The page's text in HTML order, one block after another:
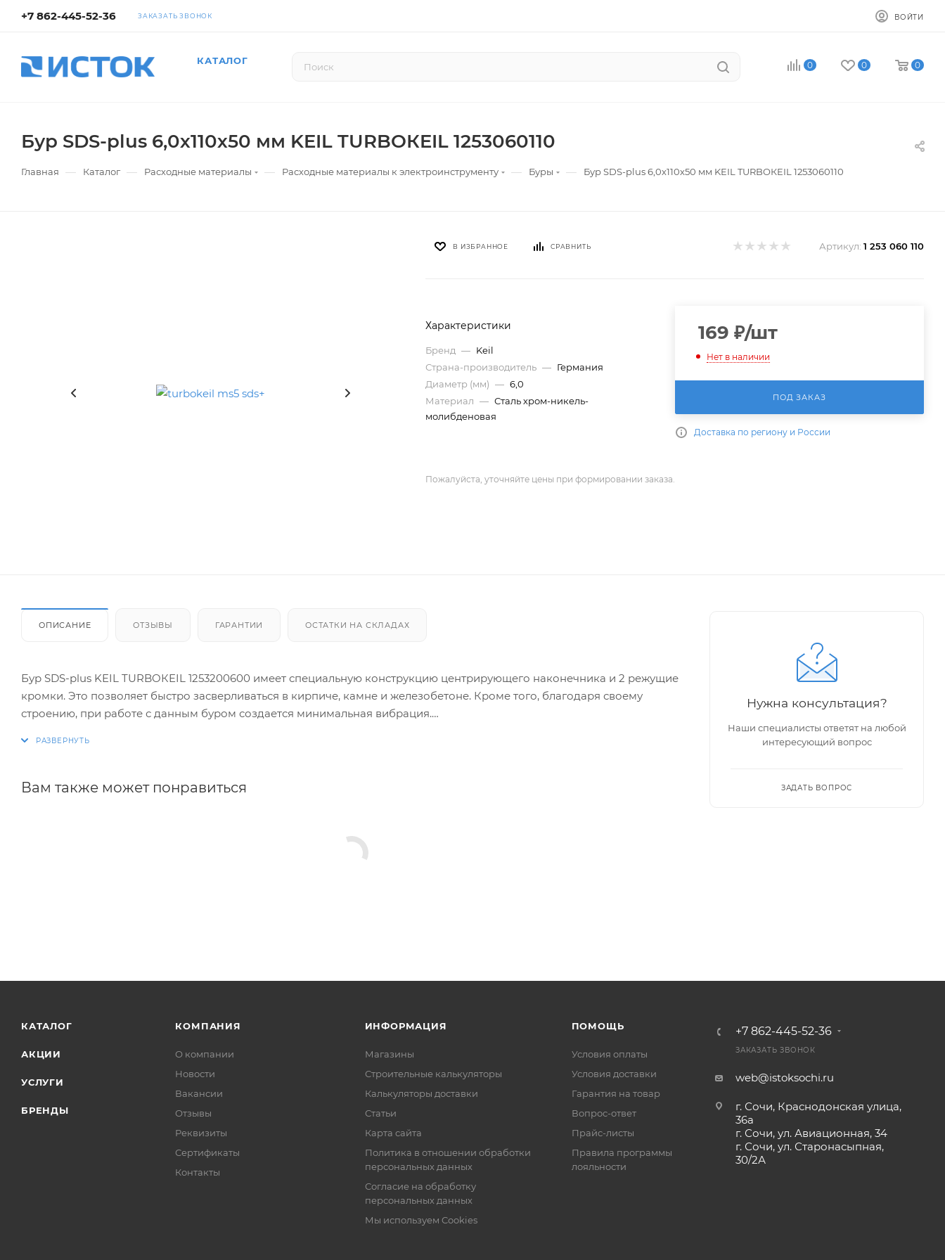
+7 862-445-52-36 ЗАКАЗАТЬ ЗВОНОК ВОЙТИ
КАТАЛОГ 0 0 0
Бур SDS-plus 6,0х110х50 мм KEIL TURBOКEIL 1253060110
Главная — Каталог — Расходные материалы — Расходные материалы к электроинструменту — Буры — Бур SDS-plus 6,0х110х50 мм KEIL TURBOКEIL 1253060110
В ИЗБРАННОЕ СРАВНИТЬ Артикул: 1 253 060 110
Характеристики
Бренд — Keil
Страна-производитель — Германия
Диаметр (мм) — 6,0
Материал — Сталь хром-никель-
молибденовая
169 ₽/шт
Нет в наличии
ПОД ЗАКАЗ
Доставка по региону и России
Пожалуйста, уточняйте цены при формировании заказа.
ОПИСАНИЕ ОТЗЫВЫ ГАРАНТИИ ОСТАТКИ НА СКЛАДАХ
Бур SDS-plus KEIL TURBOКEIL 1253200600 имеет специальную конструкцию центрирующего наконечника и 2 режущие
кромки. Это позволяет быстро засверливаться в кирпиче, камне и железобетоне. Кроме того, благодаря своему
строению, при работе с данным буром создается минимальная вибрация.
Вам также может понравиться
Нужна консультация?
Наши специалисты ответят на любой
интересующий вопрос
ЗАДАТЬ ВОПРОС
КАТАЛОГ
АКЦИИ
УСЛУГИ
БРЕНДЫ
КОМПАНИЯ
О компании
Новости
Вакансии
Отзывы
Реквизиты
Сертификаты
Контакты
ИНФОРМАЦИЯ
Магазины
Строительные калькуляторы
Калькуляторы доставки
Статьи
Карта сайта
Политика в отношении обработки
персональных данных
Согласие на обработку
персональных данных
Мы используем Cookies
ПОМОЩЬ
Условия оплаты
Условия доставки
Гарантия на товар
Вопрос-ответ
Прайс-листы
Правила программы
лояльности
+7 862-445-52-36
ЗАКАЗАТЬ ЗВОНОК
web@istoksochi.ru
г. Сочи, Краснодонская улица,
36а
г. Сочи, ул. Авиационная, 34
г. Сочи, ул. Старонасыпная,
30/2А